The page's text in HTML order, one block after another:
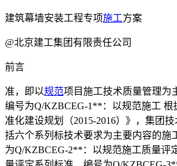
建筑幕墙安装工程专项施工方案
@北京建工集团有限责任公司
前言
准，即以规范项目施工技术质量管理为
编号为Q/KZBCEG-1**：以规范施工 根
准化建设规划（2015-2016）》，集团
括六个系列标技术要求为主要内容的施
为Q/KZBCEG-2**：以规范施工质量评